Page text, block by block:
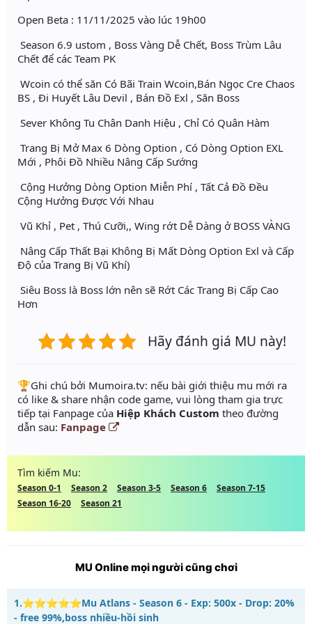
Open Beta : 11/11/2025 vào lúc 19h00
Season 6.9 ustom , Boss Vàng Dễ Chết, Boss Trùm Lâu
Chết để các Team PK
Wcoin có thể săn Có Bãi Train Wcoin,Bán Ngọc Cre Chaos
BS , Đi Huyết Lâu Devil , Bán Đồ Exl , Săn Boss
Sever Không Tu Chân Danh Hiệu , Chỉ Có Quân Hàm
Trang Bị Mở Max 6 Dòng Option , Có Dòng Option EXL
Mới , Phôi Đồ Nhiều Nâng Cấp Sướng
Cộng Hưởng Dòng Option Miễn Phí , Tất Cả Đồ Đều
Cộng Hưởng Được Với Nhau
Vũ Khỉ , Pet , Thú Cưỡi,, Wing rớt Dễ Dàng ở BOSS VÀNG
Nâng Cấp Thất Bại Không Bị Mất Dòng Option Exl và Cấp
Độ của Trang Bị Vũ Khí)
Siêu Boss là Boss lớn nên sẽ Rớt Các Trang Bị Cấp Cao
Hơn
Hãy đánh giá MU này!
️🏆Ghi chú bởi Mumoira.tv: nếu bài giới thiệu mu mới ra
có like & share nhận code game, vui lòng tham gia trực
tiếp tại Fanpage của Hiệp Khách Custom theo đường
dẫn sau: Fanpage
Tìm kiếm Mu:
Season 0-1 Season 2 Season 3-5 Season 6
Season 7-15
Season 16-20
Season 21
MU Online mọi người cũng chơi
1.⭐⭐⭐⭐⭐Mu Atlans - Season 6 - Exp: 500x - Drop: 20%
- free 99%,boss nhiều-hồi sinh